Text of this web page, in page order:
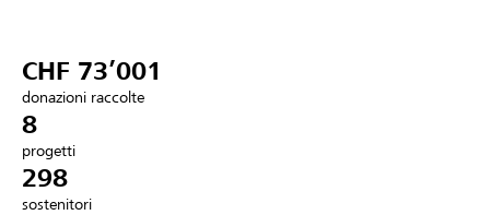
Collegarsi
CHF 73’001
donazioni raccolte
8
progetti
298
sostenitori